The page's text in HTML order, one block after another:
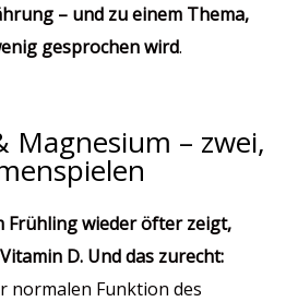
– und zu einem Thema,
gesprochen wird.
Magnesium – zwei,
Frühling wieder öfter zeigt,
D. Und das zurecht:
normalen Funktion des